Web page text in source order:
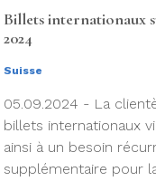
Billets internationaux
2024
Suisse
05.09.2024 - La
billets internationaux
ainsi à un besoin
supplémentaire pour